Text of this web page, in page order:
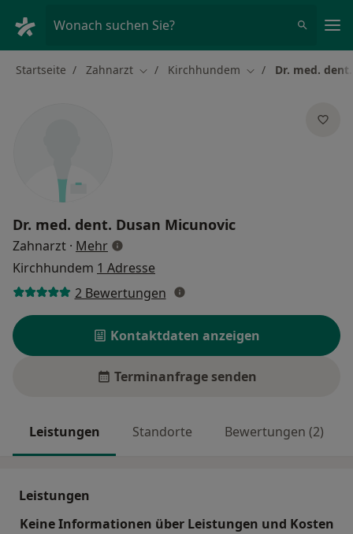
Wonach suchen Sie?
Startseite Zahnarzt Stadt ändern
Kirchhundem Stadt ändern
Dr. med.
Dr. med. dent. Dusan Micunovic
Zahnarzt · Mehrüber Spezialisierungen
Kirchhundem 1 Adresse
2 Bewertungen
Kontaktdaten anzeigen
Terminanfrage senden
Leistungen Standorte Bewertungen (2)
Leistungen
Keine Informationen über Leistungen und Kosten